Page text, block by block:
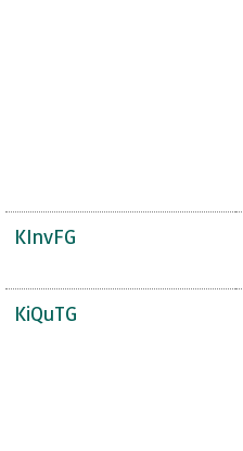
KInvFG
KiQuTG